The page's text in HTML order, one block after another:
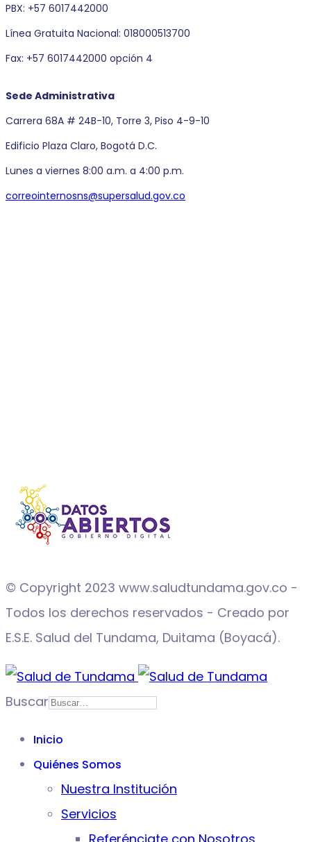
PBX: +57 6017442000
Línea Gratuita Nacional: 018000513700
Fax: +57 6017442000 opción 4
Sede Administrativa
Carrera 68A # 24B-10, Torre 3, Piso 4-9-10
Edificio Plaza Claro, Bogotá D.C.
Lunes a viernes 8:00 a.m. a 4:00 p.m.
correointernosns@supersalud.gov.co
© Copyright 2023 www.saludtundama.gov.co -
Todos los derechos reservados - Creado por
E.S.E. Salud del Tundama, Duitama (Boyacá).
Buscar
Inicio
Quiénes Somos
Nuestra Institución
Servicios